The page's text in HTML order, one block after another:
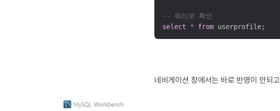
-- 쿼리로 확인
select
* from userprofile;
네비게이션 창에서는 바로 반영이 안되고